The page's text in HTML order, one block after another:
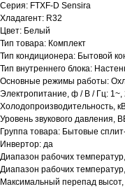
Серия: FTXF-D Sensira
Хладагент: R32
Цвет: Белый
Тип товара: Комплект
Тип кондиционера: Бытовой
Тип внутреннего блока:
Основные режимы работы:
Электропитание, ф / В / Гц:
Холодопроизводительность,
Уровень звукового давления,
Группа товара: Бытовые
Инвертор: да
Диапазон рабочих
Диапазон рабочих
Максимальный перепад высот,